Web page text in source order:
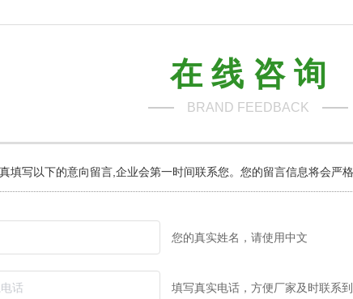
在 线 咨 询
BRAND FEEDBACK
填写以下的意向留言,企业会第一时间联系您。您的留言信息将会严
您的真实姓名，请使用中文
填写真实电话，方便厂家及时联系